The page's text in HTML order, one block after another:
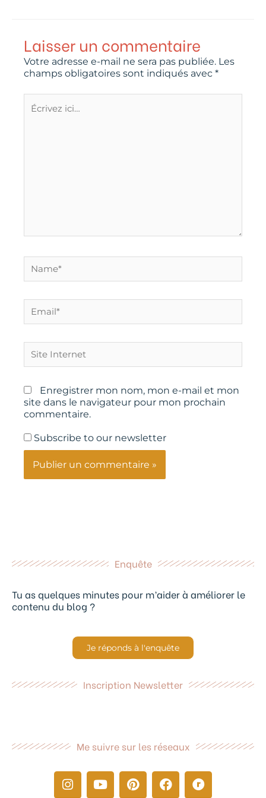
Laisser un commentaire
Votre adresse e-mail ne sera pas publiée. Les
champs obligatoires sont indiqués avec *
ici…
Internet
Enregistrer mon nom, mon e-mail et mon
site dans le navigateur pour mon prochain
commentaire.
Subscribe to our newsletter
Enquête
Tu as quelques minutes pour m’aider à améliorer le
contenu du blog ?
Je réponds à l'enquête
Inscription Newsletter
Me suivre sur les réseaux
I
n
Y
o
P
i
F
a
R
a